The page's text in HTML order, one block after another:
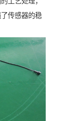
传感器的稳